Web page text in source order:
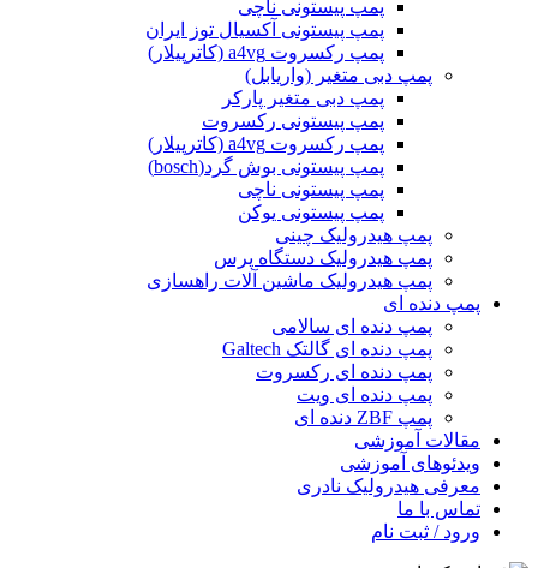
پمپ پیستونی ناچی
پمپ پیستونی آکسیال توز ایران
پمپ رکسروت a4vg (کاترپیلار)
پمپ دبی متغیر (واریابل)
پمپ دبی متغیر پارکر
پمپ پیستونی رکسروت
پمپ رکسروت a4vg (کاترپیلار)
پمپ پیستونی بوش گرد(bosch)
پمپ پیستونی ناچی
پمپ پیستونی یوکن
پمپ هیدرولیک چینی
پمپ هیدرولیک دستگاه پرس
پمپ هیدرولیک ماشین آلات راهسازی
پمپ دنده ای
پمپ دنده ای سالامی
پمپ دنده ای گالتک Galtech
پمپ دنده ای رکسروت
پمپ دنده ای ویت
پمپ ZBF دنده ای
مقالات آموزشی
ویدئوهای آموزشی
معرفی هیدرولیک نادری
تماس با ما
ورود / ثبت نام